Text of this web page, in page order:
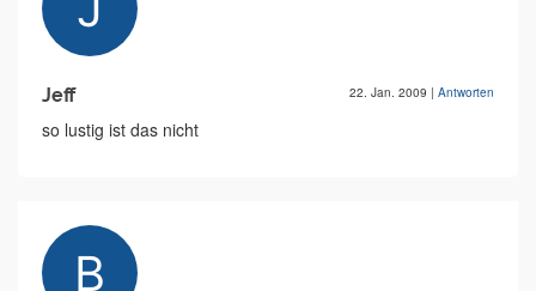
Jeff 22. Jan. 2009 | Antworten
so lustig ist das nicht